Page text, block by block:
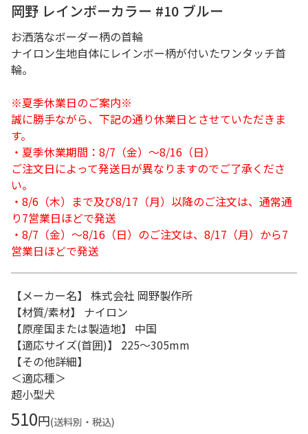
岡野 レインボーカラー #10 ブルー
お洒落なボーダー柄の首輪
ナイロン生地自体にレインボー柄が付いたワンタッチ首
輪。
※夏季休業日のご案内※
誠に勝手ながら、下記の通り休業日とさせていただきま
す。
・夏季休業期間：8/7（金）～8/16（日）
ご注文日によって発送日が異なりますのでご了承くださ
い。
・8/6（木）まで及び8/17（月）以降のご注文は、通常通
り7営業日ほどで発送
・8/7（金）～8/16（日）のご注文は、8/17（月）から7
営業日ほどで発送
【メーカー名】 株式会社 岡野製作所
【材質/素材】 ナイロン
【原産国または製造地】 中国
【適応サイズ(首囲)】 225～305mm
【その他詳細】
＜適応種＞
超小型犬
510円(送料別・税込)